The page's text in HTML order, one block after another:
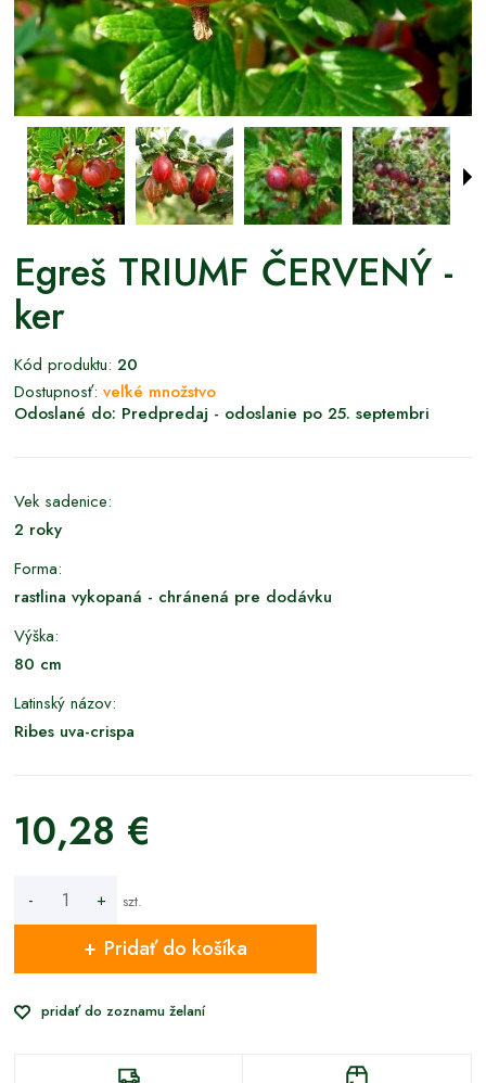
Egreš TRIUMF ČERVENÝ -
ker
Kód produktu: 20
Dostupnosť: veľké množstvo
Odoslané do: Predpredaj - odoslanie po 25. septembri
Vek sadenice:
2 roky
Forma:
rastlina vykopaná - chránená pre dodávku
Výška:
80 cm
Latinský názov:
Ribes uva-crispa
10,28 €
- + szt.
Pridať do košíka
pridať do zoznamu želaní